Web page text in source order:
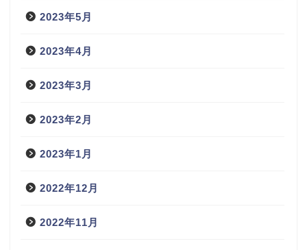
2023年5月
2023年4月
2023年3月
2023年2月
2023年1月
2022年12月
2022年11月